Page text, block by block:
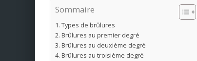
Sommaire
Types de brûlures
Brûlures au premier degré
Brûlures au deuxième degré
Brûlures au troisième degré